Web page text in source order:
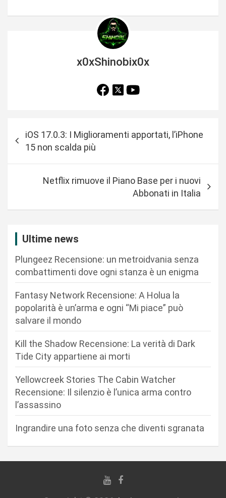
x0xShinobix0x
a
iOS 17.0.3: I Miglioramenti apportati, l’iPhone
15 non scalda più
Netflix rimuove il Piano Base per i nuovi
Abbonati in Italia
Ultime news
Plungeez Recensione: un metroidvania senza
combattimenti dove ogni stanza è un enigma
Fantasy Network Recensione: A Holua la
popolarità è un’arma e ogni “Mi piace” può
salvare il mondo
Kill the Shadow Recensione: La verità di Dark
Tide City appartiene ai morti
Yellowcreek Stories The Cabin Watcher
Recensione: Il silenzio è l’unica arma contro
l’assassino
Ingrandire una foto senza che diventi sgranata